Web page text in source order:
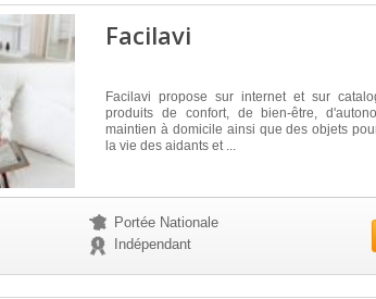
Facilavi
Facilavi propose sur internet et sur
produits de confort, de bien-être,
maintien à domicile ainsi que des objets
la vie des aidants et ...
Portée Nationale
Indépendant